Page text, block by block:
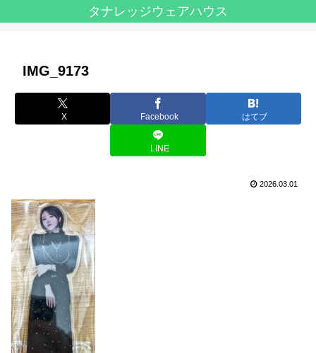
タナレッジウェアハウス
IMG_9173
X Facebook はてブ
LINE
2026.03.01